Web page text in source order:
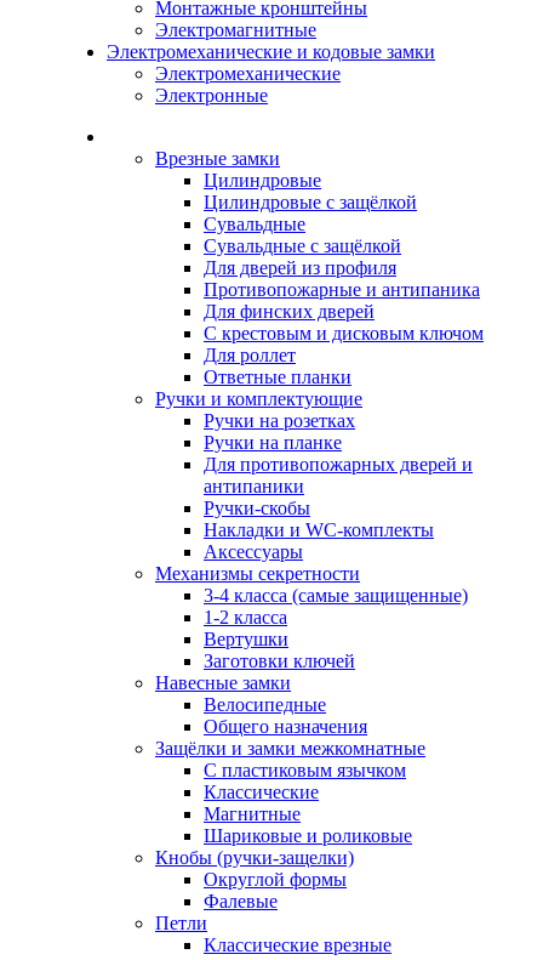
Монтажные кронштейны
Электромагнитные
Электромеханические и кодовые замки
Электромеханические
Электронные
Врезные замки
Цилиндровые
Цилиндровые с защёлкой
Сувальдные
Сувальдные с защёлкой
Для дверей из профиля
Противопожарные и антипаника
Для финских дверей
С крестовым и дисковым ключом
Для роллет
Ответные планки
Ручки и комплектующие
Ручки на розетках
Ручки на планке
Для противопожарных дверей и
антипаники
Ручки-скобы
Накладки и WC-комплекты
Аксессуары
Механизмы секретности
3-4 класса (самые защищенные)
1-2 класса
Вертушки
Заготовки ключей
Навесные замки
Велосипедные
Общего назначения
Защёлки и замки межкомнатные
С пластиковым язычком
Классические
Магнитные
Шариковые и роликовые
Кнобы (ручки-защелки)
Округлой формы
Фалевые
Петли
Классические врезные